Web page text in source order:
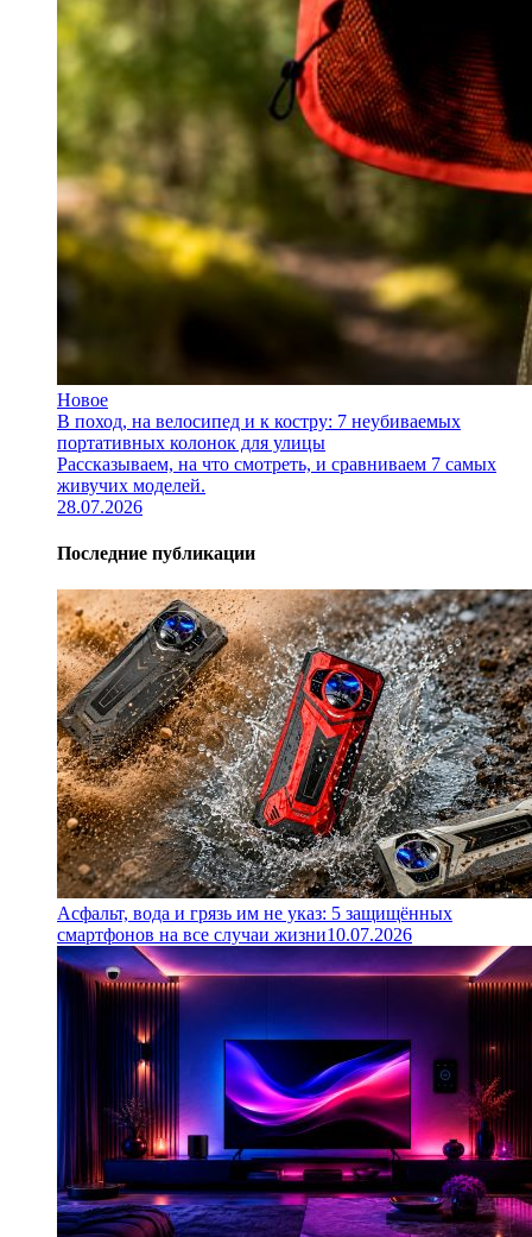
Новое
В поход, на велосипед и к костру: 7 неубиваемых
портативных колонок для улицы
Рассказываем, на что смотреть, и сравниваем 7 самых
живучих моделей.
28.07.2026
Последние публикации
Асфальт, вода и грязь им не указ: 5 защищённых
смартфонов на все случаи жизни10.07.2026